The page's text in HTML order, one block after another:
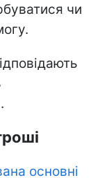
чи
.
основні